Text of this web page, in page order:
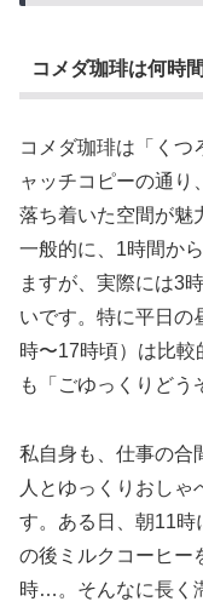
コメダ珈琲は何時
コメダ珈琲は「くつ
ャッチコピーの通り
落ち着いた空間が魅
一般的に、1時間か
ますが、実際には3
いです。特に平日の
時〜17時頃）は比
も「ごゆっくりどう
私自身も、仕事の合
人とゆっくりおしゃ
す。ある日、朝11時
の後ミルクコーヒー
時…。そんなに長く